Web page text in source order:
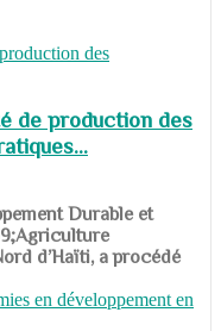
de production des
Durable et
d’Haïti, a procédé